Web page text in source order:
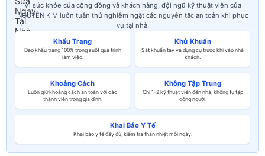
Vì sức khỏe của cộng đồng và khách hàng, đội ngũ kỹ thuật viên của
NGUYỄN KIM luôn tuân thủ nghiêm ngặt các nguyên tắc an toàn khi phục
vụ tại nhà.
Khẩu Trang
Đeo khẩu trang 100% trong suốt quá trình
làm việc.
Khử Khuẩn
Sát khuẩn tay và dụng cụ trước khi vào nhà
khách.
Khoảng Cách
Luôn giữ khoảng cách an toàn với các
thành viên trong gia đình.
Không Tập Trung
Chỉ 1-2 kỹ thuật viên đến nhà, không tụ tập
đông người.
Khai Báo Y Tế
Khai báo y tế đầy đủ, kiểm tra thân nhiệt mỗi ngày.